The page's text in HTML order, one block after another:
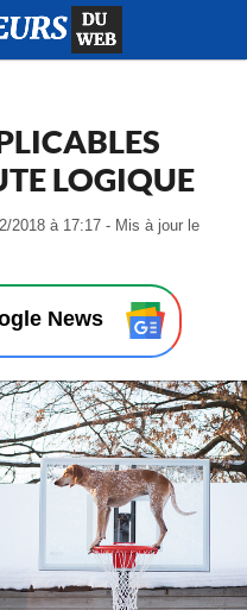
LOGIQUE
2018 à 17:17 - Mis à jour le
News